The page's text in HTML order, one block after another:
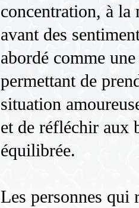
concentration, à la
avant des
abordé comme
permettant de
situation
et de réfléchir aux
équilibrée.
Les personnes qui